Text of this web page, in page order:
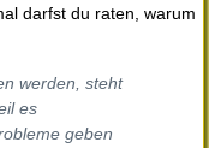
darfst du raten, warum
werden, steht
es
geben